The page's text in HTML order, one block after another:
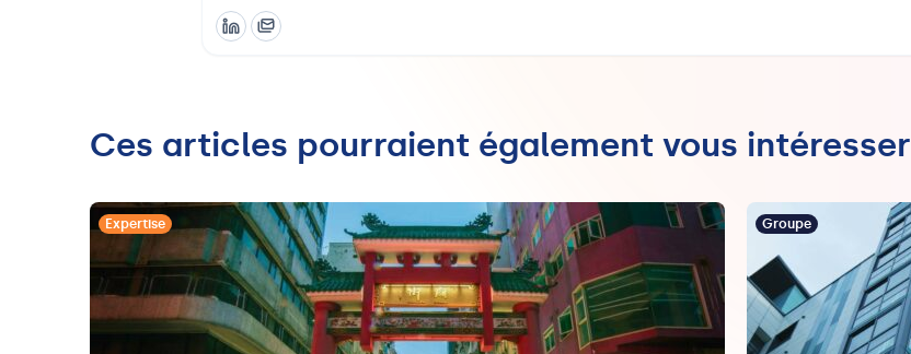
Ces articles pourraient également vous intéresser
Expertise Groupe